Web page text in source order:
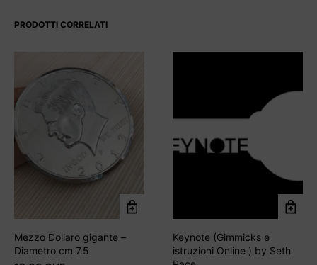
PRODOTTI CORRELATI
Mezzo Dollaro gigante –
Diametro cm 7.5
Keynote (Gimmicks e
istruzioni Online ) by Seth